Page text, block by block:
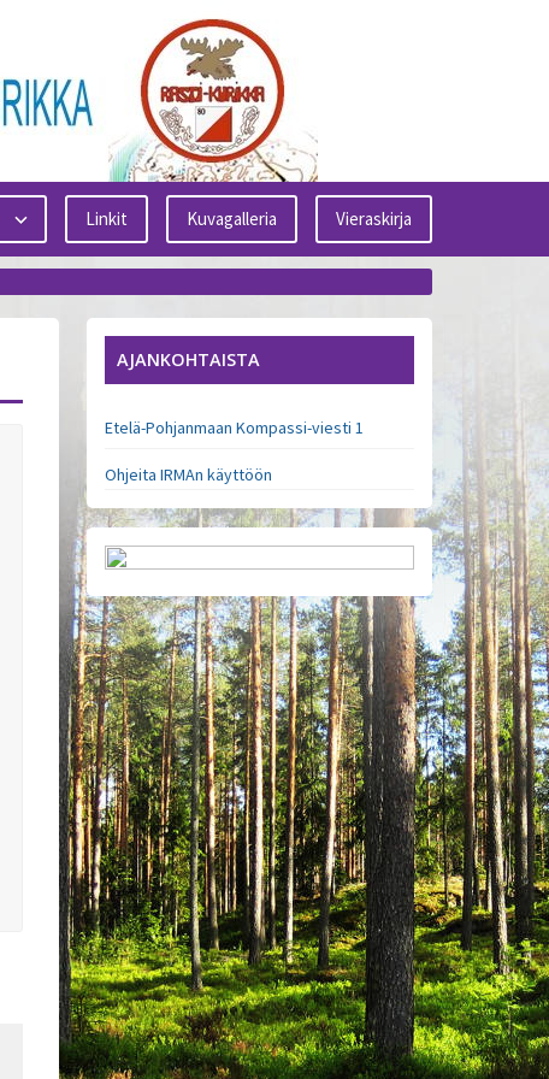
Linkit Kuvagalleria Vieraskirja
AJANKOHTAISTA
Etelä-Pohjanmaan Kompassi-viesti 1
Ohjeita IRMAn käyttöön